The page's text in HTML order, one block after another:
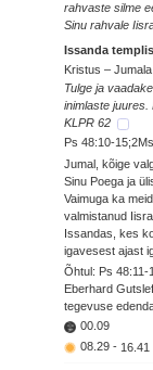
rahvaste silme
Sinu rahvale
Issanda
Kristus –
Tulge ja
inimlaste juures.
KLPR 62
Ps 48:10-
Jumal, kõige
Sinu Poega ja
Vaimuga ka
valmistanud
Issandas, kes
igavesest ajast
Õhtul: Ps 48:11-
Eberhard
tegevuse
00.09
08.29 - 16.41